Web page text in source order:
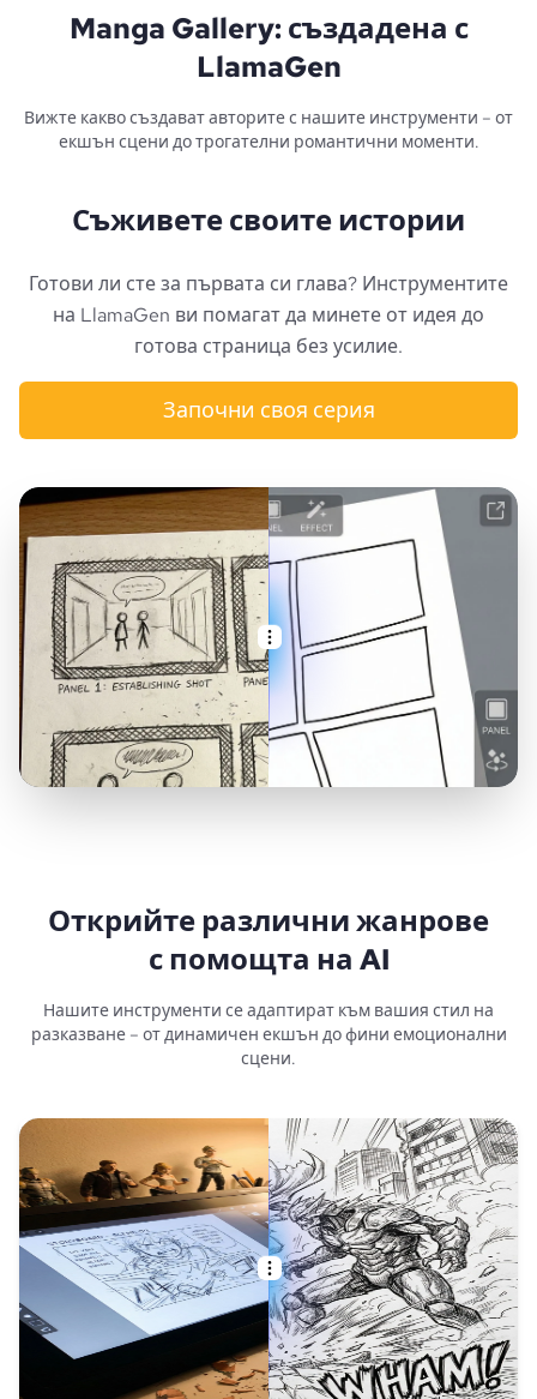
Manga Gallery: създадена с
LlamaGen
Вижте какво създават авторите с нашите инструменти – от
екшън сцени до трогателни романтични моменти.
Съживете своите истории
Готови ли сте за първата си глава? Инструментите
на LlamaGen ви помагат да минете от идея до
готова страница без усилие.
Започни своя серия
Открийте различни жанрове
с помощта на AI
Нашите инструменти се адаптират към вашия стил на
разказване – от динамичен екшън до фини емоционални
сцени.